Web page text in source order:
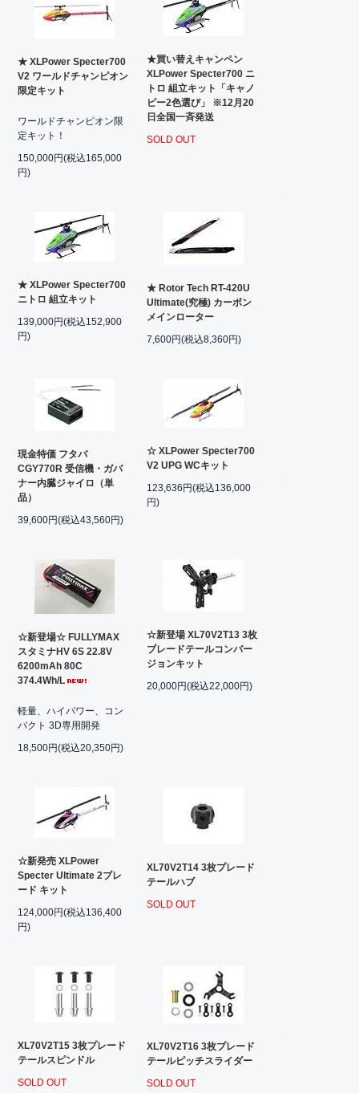
★ XLPower Specter700
V2 ワールドチャンピオン
限定キット
ワールドチャンピオン限
定キット！
150,000円(税込165,000
円)
★買い替えキャンペン
XLPower Specter700 ニ
トロ 組立キット「キャノ
ピー2色選び」 ※12月20
日全国一斉発送
SOLD OUT
★ XLPower Specter700
ニトロ 組立キット
139,000円(税込152,900
円)
★ Rotor Tech RT-420U
Ultimate(究極) カーボン
メインローター
7,600円(税込8,360円)
現金特価 フタバ
CGY770R 受信機・ガバ
ナー内臓ジャイロ（単
品）
39,600円(税込43,560円)
☆ XLPower Specter700
V2 UPG WCキット
123,636円(税込136,000
円)
☆新登場☆ FULLYMAX
スタミナHV 6S 22.8V
6200mAh 80C
374.4Wh/L
軽量、ハイパワー、コン
パクト 3D専用開発
18,500円(税込20,350円)
☆新登場 XL70V2T13 3枚
ブレードテールコンバー
ジョンキット
20,000円(税込22,000円)
☆新発売 XLPower
Specter Ultimate 2ブレ
ード キット
124,000円(税込136,400
円)
XL70V2T14 3枚プレード
テールハブ
SOLD OUT
XL70V2T15 3枚プレード
テールスピンドル
SOLD OUT
XL70V2T16 3枚プレード
テールピッチスライダー
SOLD OUT